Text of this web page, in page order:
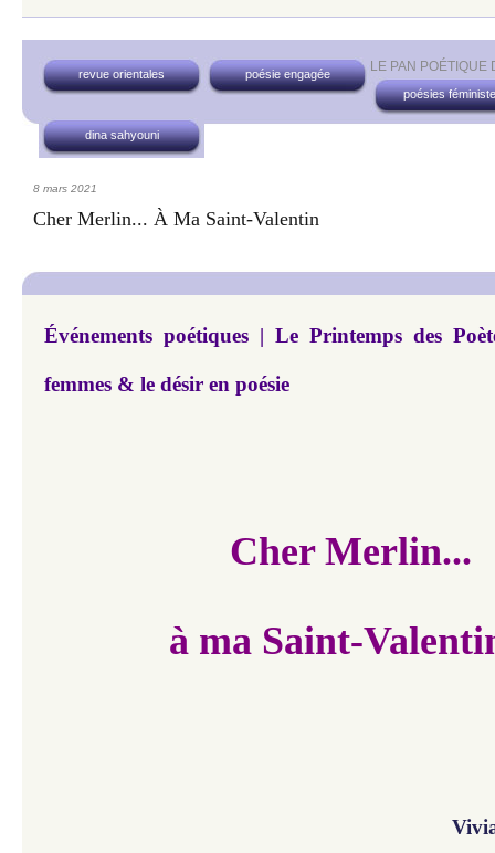
LE PAN
revue orientales
poésie engagée
poésies
dina sahyouni
8 mars 2021
Cher Merlin... À Ma Saint-Valentin
Événements poétiques | Le Printemps des
femmes & le désir en poésie
Cher Merlin...
à ma Saint-